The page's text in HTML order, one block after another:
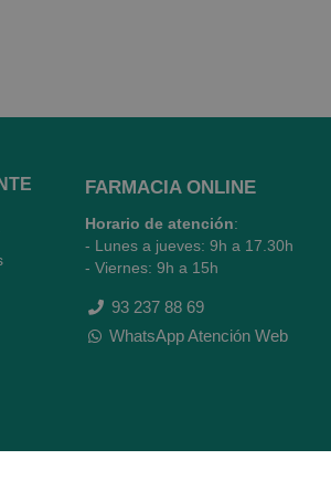
FARMACIA ONLINE
Horario de atención:
- Lunes a jueves: 9h a 17.30h
- Viernes: 9h a 15h
93 237 88 69
WhatsApp Atención Web